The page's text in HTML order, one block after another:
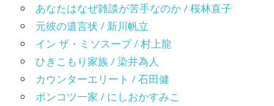
あなたはなぜ雑談が苦手なのか / 桜林直子
元彼の遺言状 / 新川帆立
イン ザ・ミソスープ / 村上龍
ひきこもり家族 / 染井為人
カウンターエリート / 石田健
ポンコツ一家 / にしおかすみこ